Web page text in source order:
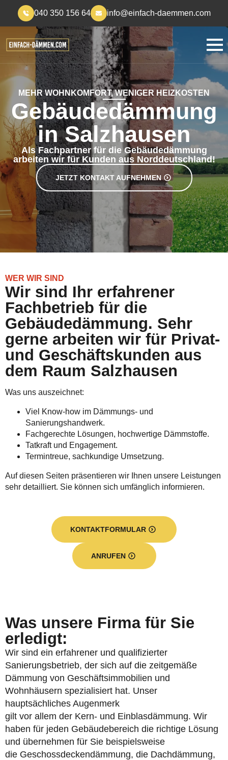
040 350 156 64 info@einfach-daemmen.com
MEHR WOHNKOMFORT, WENIGER HEIZKOSTEN
Gebäudedämmung
in Salzhausen
Als Fachpartner für die Gebäudedämmung
arbeiten wir für Kunden aus Norddeutschland!
JETZT KONTAKT AUFNEHMEN
WER WIR SIND
Wir sind Ihr erfahrener
Fachbetrieb für die
Gebäudedämmung. Sehr
gerne arbeiten wir für Privat-
und Geschäftskunden aus
dem Raum Salzhausen
Was uns auszeichnet:
Viel Know-how im Dämmungs- und
Sanierungshandwerk.
Fachgerechte Lösungen, hochwertige Dämmstoffe.
Tatkraft und Engagement.
Termintreue, sachkundige Umsetzung.
Auf diesen Seiten präsentieren wir Ihnen unsere Leistungen
sehr detailliert. Sie können sich umfänglich informieren.
KONTAKTFORMULAR
ANRUFEN
Was unsere Firma für Sie
erledigt:
Wir sind ein erfahrener und qualifizierter
Sanierungsbetrieb, der sich auf die zeitgemäße
Dämmung von Geschäftsimmobilien und
Wohnhäusern spezialisiert hat. Unser
hauptsächliches Augenmerk
gilt vor allem der Kern- und Einblasdämmung. Wir
haben für jeden Gebäudebereich die richtige Lösung
und übernehmen für Sie beispielsweise
die Geschossdeckendämmung, die Dachdämmung,